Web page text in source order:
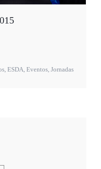
, ESDA, Eventos, Jornadas